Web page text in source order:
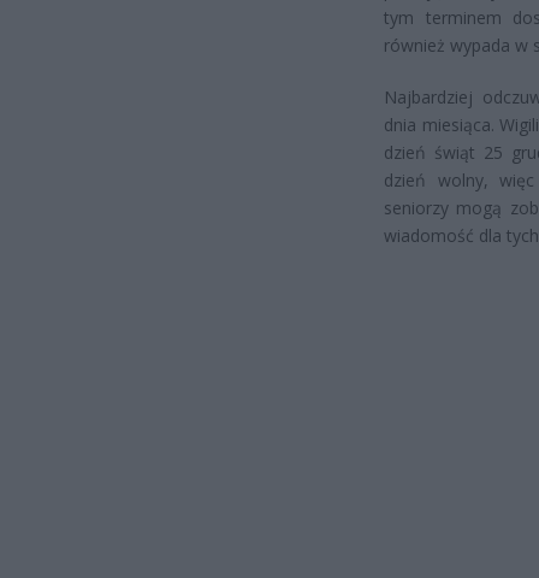
tym terminem
również wypada w
Najbardziej
dnia miesiąca.
dzień świąt 25
dzień wolny,
seniorzy mogą
wiadomość dla